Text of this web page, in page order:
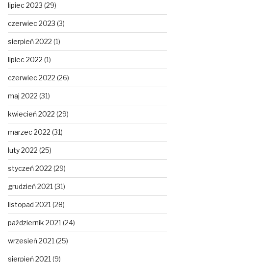
lipiec 2023 (29)
czerwiec 2023 (3)
sierpień 2022 (1)
lipiec 2022 (1)
czerwiec 2022 (26)
maj 2022 (31)
kwiecień 2022 (29)
marzec 2022 (31)
luty 2022 (25)
styczeń 2022 (29)
grudzień 2021 (31)
listopad 2021 (28)
październik 2021 (24)
wrzesień 2021 (25)
sierpień 2021 (9)